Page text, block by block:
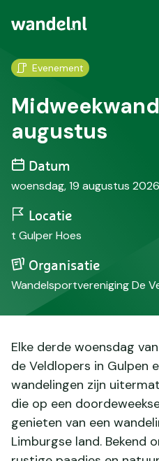
Evenement
augustus
Datum
woensdag, 19 augustus 2026
Locatie
t Gulper Hoes
Organisatie
Wandelsportvereniging De
Elke derde woensdag
de Veldlopers in Gulpen
wandelingen zijn
die op een
genieten van een
Limburgse land. Bekend